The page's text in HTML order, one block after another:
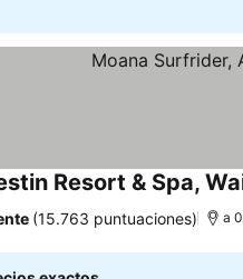
Resort & Spa,
(15.763 puntuaciones) a